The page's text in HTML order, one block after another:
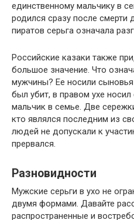
единственному мальчику в
родился сразу после смерти
пиратов серьга означала
Российские казаки также
большое значение. Что
мужчины? Ее носили
был убит, в правом ухе носил
мальчик в семье. Две
кто являлся последним из
людей не допускали к
прервался.
Разновидности
Мужские серьги в ухо не
двумя формами. Давайте
распространенные и